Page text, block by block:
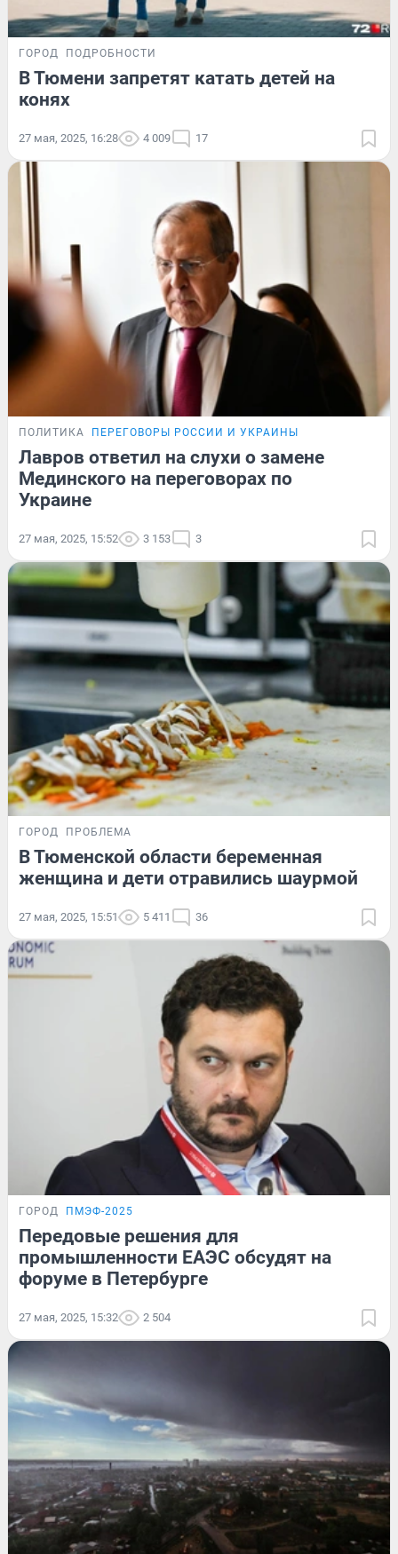
ГОРОД ПОДРОБНОСТИ
В Тюмени запретят катать детей на
конях
27 мая, 2025, 16:28 4 009 17
ПОЛИТИКА ПЕРЕГОВОРЫ РОССИИ И УКРАИНЫ
Лавров ответил на слухи о замене
Мединского на переговорах по
Украине
27 мая, 2025, 15:52 3 153 3
ГОРОД ПРОБЛЕМА
В Тюменской области беременная
женщина и дети отравились шаурмой
27 мая, 2025, 15:51 5 411 36
ГОРОД ПМЭФ-2025
Передовые решения для
промышленности ЕАЭС обсудят на
форуме в Петербурге
27 мая, 2025, 15:32 2 504